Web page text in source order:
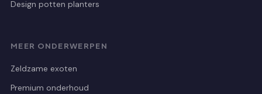
Design potten planters
MEER ONDERWERPEN
Zeldzame exoten
Premium onderhoud